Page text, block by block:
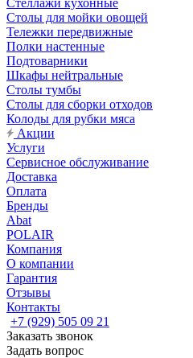
Стеллажи кухонные
Столы для мойки овощей
Тележки передвижные
Полки настенные
Подтоварники
Шкафы нейтральные
Столы тумбы
Столы для сборки отходов
Колоды для рубки мяса
Акции
Услуги
Сервисное обслуживание
Доставка
Оплата
Бренды
Abat
POLAIR
Компания
О компании
Гарантия
Отзывы
Контакты
+7 (929) 505 09 21
Заказать звонок
Задать вопрос